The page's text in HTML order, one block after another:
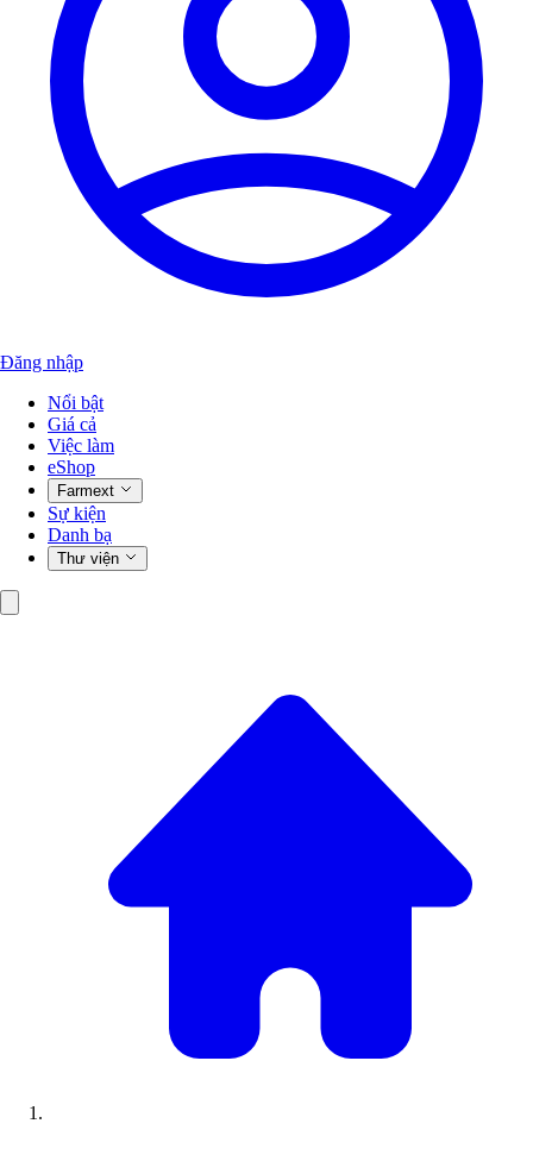
Đăng nhập
Nổi bật
Giá cả
Việc làm
eShop
Farmext
Sự kiện
Danh bạ
Thư viện